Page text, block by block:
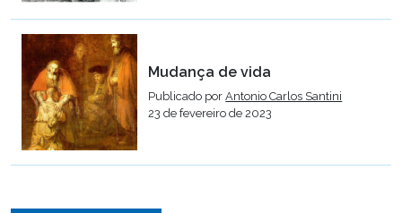
Mudança de vida
Publicado porAntonio Carlos Santini
23 de fevereiro de 2023